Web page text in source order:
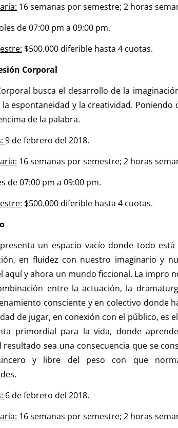
16 semanas por semestre; 2 horas
de 07:00 pm a 09:00 pm.
$500.000 diferible hasta 4 cuotas.
Corporal
busca el desarrollo de la
espontaneidad y la creatividad. Poniendo
de la palabra.
9 de febrero del 2018.
16 semanas por semestre; 2 horas
de 07:00 pm a 09:00 pm.
$500.000 diferible hasta 4 cuotas.
un espacio vacío donde todo
en fluidez con nuestro imaginario y
aquí y ahora un mundo ficcional. La impro
entre la actuación, la
consciente y en colectivo donde
de jugar, en conexión con el público, es
primordial para la vida, donde
resultado sea una consecuencia que se
y libre del peso con que
6 de febrero del 2018.
16 semanas por semestre; 2 horas